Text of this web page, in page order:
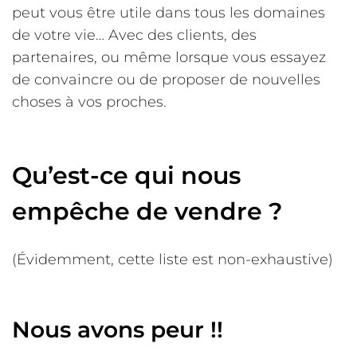
peut vous être utile dans tous les domaines
de votre vie… Avec des clients, des
partenaires, ou même lorsque vous essayez
de convaincre ou de proposer de nouvelles
choses à vos proches.
Qu’est-ce qui nous
empêche de vendre ?
(Évidemment, cette liste est non-exhaustive)
Nous avons peur !!